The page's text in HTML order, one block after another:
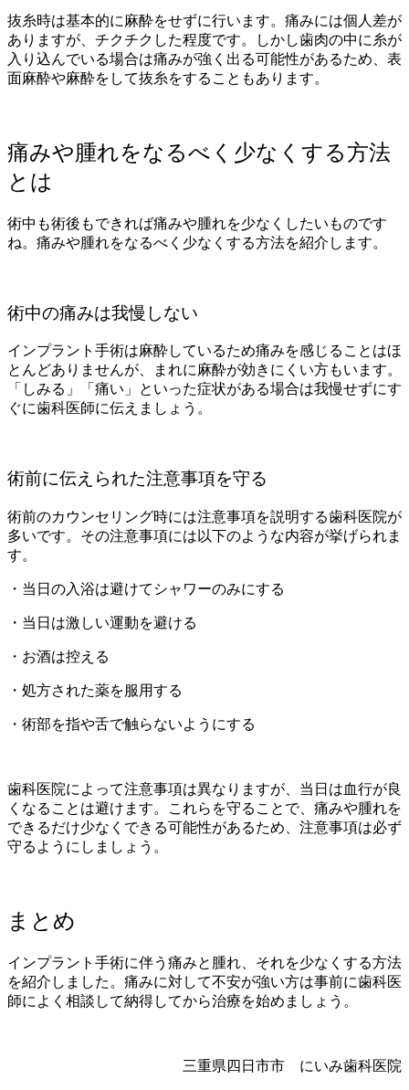
抜糸時は基本的に麻酔をせずに行います。痛みには個人差が
ありますが、チクチクした程度です。しかし歯肉の中に糸が
入り込んでいる場合は痛みが強く出る可能性があるため、表
面麻酔や麻酔をして抜糸をすることもあります。
痛みや腫れをなるべく少なくする方法
とは
術中も術後もできれば痛みや腫れを少なくしたいものです
ね。痛みや腫れをなるべく少なくする方法を紹介します。
術中の痛みは我慢しない
インプラント手術は麻酔しているため痛みを感じることはほ
とんどありませんが、まれに麻酔が効きにくい方もいます。
「しみる」「痛い」といった症状がある場合は我慢せずにす
ぐに歯科医師に伝えましょう。
術前に伝えられた注意事項を守る
術前のカウンセリング時には注意事項を説明する歯科医院が
多いです。その注意事項には以下のような内容が挙げられま
す。
・当日の入浴は避けてシャワーのみにする
・当日は激しい運動を避ける
・お酒は控える
・処方された薬を服用する
・術部を指や舌で触らないようにする
歯科医院によって注意事項は異なりますが、当日は血行が良
くなることは避けます。これらを守ることで、痛みや腫れを
できるだけ少なくできる可能性があるため、注意事項は必ず
守るようにしましょう。
まとめ
インプラント手術に伴う痛みと腫れ、それを少なくする方法
を紹介しました。痛みに対して不安が強い方は事前に歯科医
師によく相談して納得してから治療を始めましょう。
三重県四日市市 にいみ歯科医院